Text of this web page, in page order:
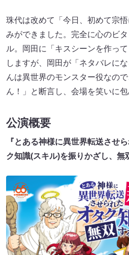
珠代は改めて「今日、初めて宗
みができました。完全に心のビ
ル。岡田に「キスシーンを作っ
しますが、岡田が「ネタバレに
んは異世界のモンスター役なの
ん！」と断言し、会場を笑いに包
公演概要
『とある神様に異世界転送させ
ク知識(スキル)を振りかざし、無